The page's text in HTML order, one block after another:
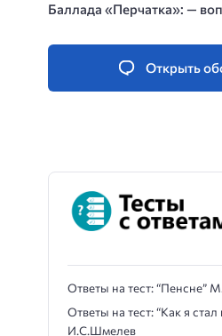
Баллада «Перчатка»: —
Открыть
Ответы на тест: “Пенсне”
Ответы на тест: “Как я стал
И.С.Шмелев